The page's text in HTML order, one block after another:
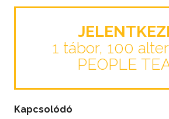
1 tábor, 100
PEOPLE
Kapcsolódó